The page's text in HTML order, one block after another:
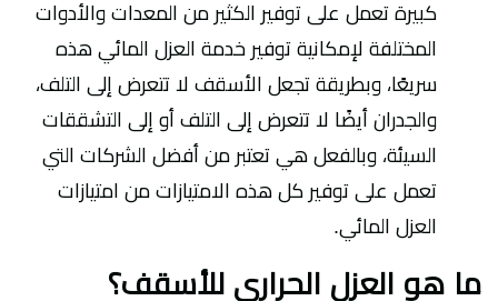
كبيرة تعمل على توفير الكثير من المعدات والأدوات
المختلفة لإمكانية توفير خدمة العزل المائي هذه
سريعًا، وبطريقة تجعل الأسقف لا تتعرض إلى التلف،
والجدران أيضًا لا تتعرض إلى التلف أو إلى التشققات
السيئة، وبالفعل هي تعتبر من أفضل الشركات التي
تعمل على توفير كل هذه الامتيازات من امتيازات
العزل المائي.
ما هو العزل الحراري للأسقف؟